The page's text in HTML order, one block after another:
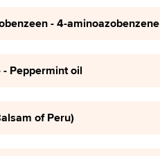
- 4-aminoazobenzene
Peppermint oil
of Peru)